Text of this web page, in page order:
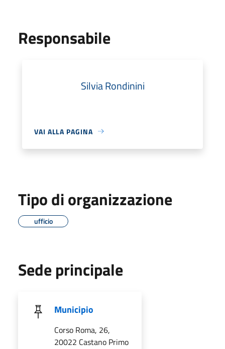
Responsabile
Silvia Rondinini
VAI ALLA PAGINA
Tipo di organizzazione
ufficio
Sede principale
Municipio
Corso Roma, 26,
20022 Castano Primo